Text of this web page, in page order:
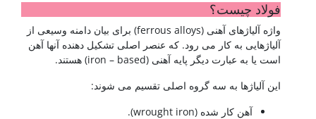
فولاد چیست؟
واژه آلیاژهای آهنی (ferrous alloys) برای بیان دامنه وسیعی از
آلیاژهایی به کار می رود. که عنصر اصلی تشکیل دهنده آنها آهن
است یا به عبارت دیگر پایه آهنی (iron – based) هستند.
این آلیاژها به سه گروه اصلی تقسیم می شوند:
آهن کار شده (wrought iron).